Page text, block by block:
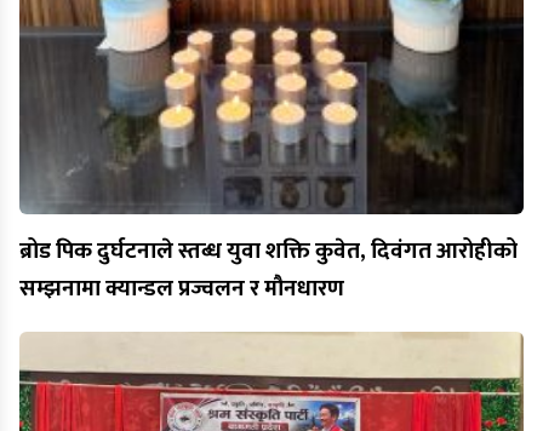
ब्रोड पिक दुर्घटनाले स्तब्ध युवा शक्ति कुवेत, दिवंगत आरोहीको
सम्झनामा क्यान्डल प्रज्वलन र मौनधारण